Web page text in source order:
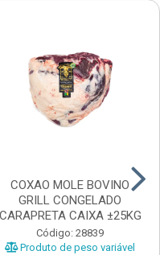
COXAO MOLE BOVINO
GRILL CONGELADO
CARAPRETA CAIXA ±25KG
Código: 28839
Produto de peso variável